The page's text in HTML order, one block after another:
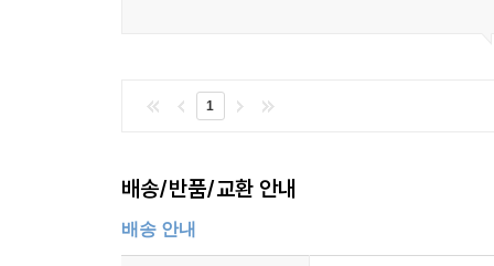
1
배송/반품/교환 안내
배송 안내